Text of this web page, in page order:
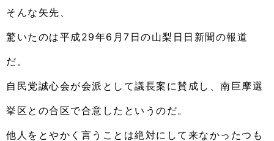
そんな矢先、
驚いたのは平成29年6月7日の山梨日日新聞の報道
だ。
自民党誠心会が会派として議長案に賛成し、南巨摩選
挙区との合区で合意したというのだ。
他人をとやかく言うことは絶対にして来なかったつも